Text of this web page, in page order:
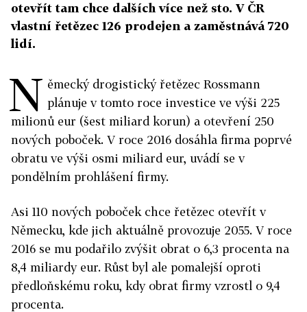
otevřít tam chce dalších více než sto. V ČR
vlastní řetězec 126 prodejen a zaměstnává 720
lidí.
N ěmecký drogistický řetězec Rossmann
plánuje v tomto roce investice ve výši 225
milionů eur (šest miliard korun) a otevření 250
nových poboček. V roce 2016 dosáhla firma poprvé
obratu ve výši osmi miliard eur, uvádí se v
pondělním prohlášení firmy.
Asi 110 nových poboček chce řetězec otevřít v
Německu, kde jich aktuálně provozuje 2055. V roce
2016 se mu podařilo zvýšit obrat o 6,3 procenta na
8,4 miliardy eur. Růst byl ale pomalejší oproti
předloňskému roku, kdy obrat firmy vzrostl o 9,4
procenta.